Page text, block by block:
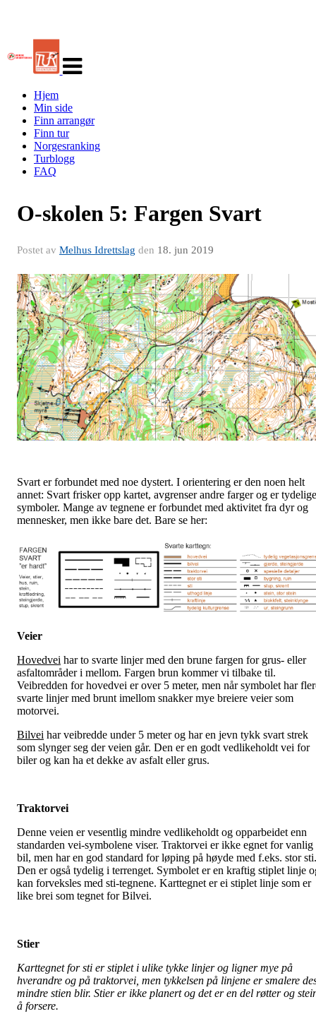
navigasjon
Hjem
Min side
Finn arrangør
Finn tur
Norgesranking
Turblogg
FAQ
O-skolen 5: Fargen Svart
Postet av Melhus Idrettslag den 18. jun 2019
Svart er forbundet med noe dystert. I orientering er den noen helt
annet: Svart frisker opp kartet, avgrenser andre farger og er tydelige
symboler. Mange av tegnene er forbundet med aktivitet fra dyr og
mennesker, men ikke bare det. Bare se her:
Veier
Hovedvei har to svarte linjer med den brune fargen for grus- eller
asfaltområder i mellom. Fargen brun kommer vi tilbake til.
Veibredden for hovedvei er over 5 meter, men når symbolet har
svarte linjer med brunt imellom snakker mye breiere veier som
motorvei.
Bilvei har veibredde under 5 meter og har en jevn tykk svart strek
som slynger seg der veien går. Den er en godt vedlikeholdt vei for
biler og kan ha et dekke av asfalt eller grus.
Traktorvei
Denne veien er vesentlig mindre vedlikeholdt og opparbeidet enn
standarden vei-symbolene viser. Traktorvei er ikke egnet for vanlig
bil, men har en god standard for løping på høyde med f.eks. stor sti.
Den er også tydelig i terrenget. Symbolet er en kraftig stiplet linje
kan forveksles med sti-tegnene. Karttegnet er ei stiplet linje som er
like brei som tegnet for Bilvei.
Stier
Karttegnet for sti er stiplet i ulike tykke linjer og ligner mye på
hverandre og på traktorvei, men tykkelsen på linjene er smalere
mindre stien blir. Stier er ikke planert og det er en del røtter og
å forsere.